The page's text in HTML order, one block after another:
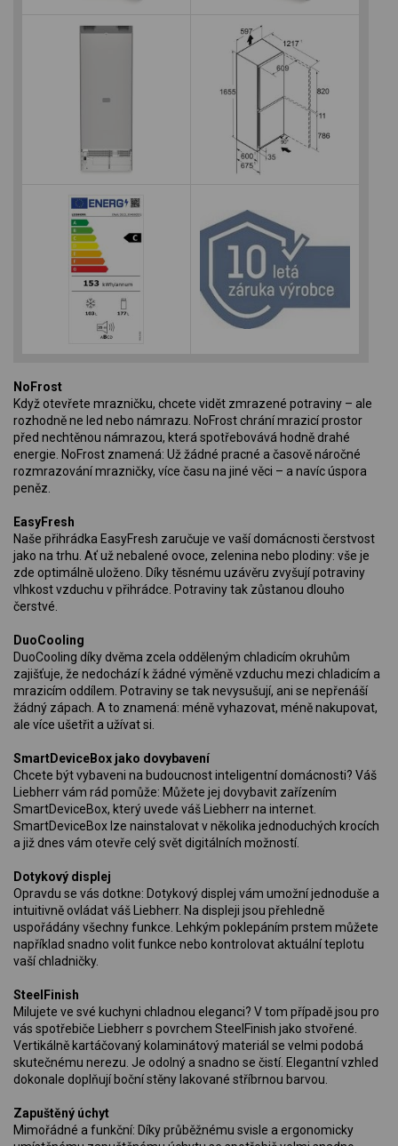
NoFrost
Když otevřete mrazničku, chcete vidět zmrazené potraviny – ale
rozhodně ne led nebo námrazu. NoFrost chrání mrazicí prostor
před nechtěnou námrazou, která spotřebovává hodně drahé
energie. NoFrost znamená: Už žádné pracné a časově náročné
rozmrazování mrazničky, více času na jiné věci – a navíc úspora
peněz.
EasyFresh
Naše přihrádka EasyFresh zaručuje ve vaší domácnosti čerstvost
jako na trhu. Ať už nebalené ovoce, zelenina nebo plodiny: vše je
zde optimálně uloženo. Díky těsnému uzávěru zvyšují potraviny
vlhkost vzduchu v přihrádce. Potraviny tak zůstanou dlouho
čerstvé.
DuoCooling
DuoCooling díky dvěma zcela odděleným chladicím okruhům
zajišťuje, že nedochází k žádné výměně vzduchu mezi chladicím a
mrazicím oddílem. Potraviny se tak nevysušují, ani se nepřenáší
žádný zápach. A to znamená: méně vyhazovat, méně nakupovat,
ale více ušetřit a užívat si.
SmartDeviceBox jako dovybavení
Chcete být vybaveni na budoucnost inteligentní domácnosti? Váš
Liebherr vám rád pomůže: Můžete jej dovybavit zařízením
SmartDeviceBox, který uvede váš Liebherr na internet.
SmartDeviceBox lze nainstalovat v několika jednoduchých krocích
a již dnes vám otevře celý svět digitálních možností.
Dotykový displej
Opravdu se vás dotkne: Dotykový displej vám umožní jednoduše a
intuitivně ovládat váš Liebherr. Na displeji jsou přehledně
uspořádány všechny funkce. Lehkým poklepáním prstem můžete
například snadno volit funkce nebo kontrolovat aktuální teplotu
vaší chladničky.
SteelFinish
Milujete ve své kuchyni chladnou eleganci? V tom případě jsou pro
vás spotřebiče Liebherr s povrchem SteelFinish jako stvořené.
Vertikálně kartáčovaný kolaminátový materiál se velmi podobá
skutečnému nerezu. Je odolný a snadno se čistí. Elegantní vzhled
dokonale doplňují boční stěny lakované stříbrnou barvou.
Zapuštěný úchyt
Mimořádné a funkční: Díky průběžnému svisle a ergonomicky